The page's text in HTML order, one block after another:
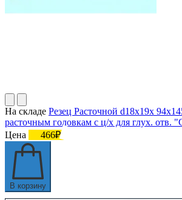
На складе Резец Расточной d18х19х
расточным головкам с ц/х для глух. отв.
Цена
466₽
В корзину